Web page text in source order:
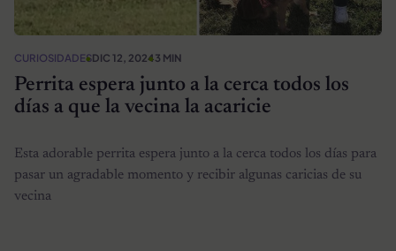
CURIOSIDADESDIC 12, 20243 MIN
Perrita espera junto a la cerca todos los
días a que la vecina la acaricie
Esta adorable perrita espera junto a la cerca todos los días para
pasar un agradable momento y recibir algunas caricias de su
vecina